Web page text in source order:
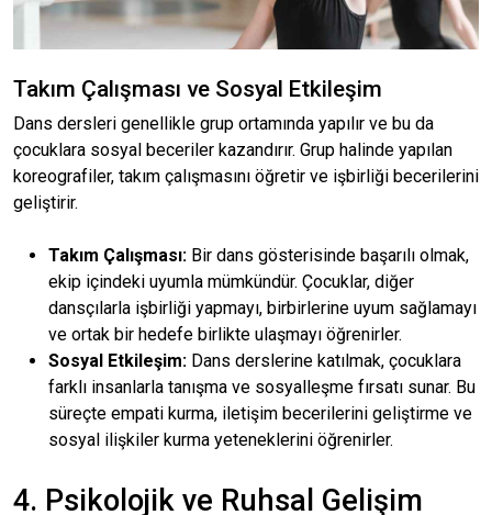
Takım Çalışması ve Sosyal Etkileşim
Dans dersleri genellikle grup ortamında yapılır ve bu da
çocuklara sosyal beceriler kazandırır. Grup halinde yapılan
koreografiler, takım çalışmasını öğretir ve işbirliği becerilerini
geliştirir.
Takım Çalışması: Bir dans gösterisinde başarılı olmak,
ekip içindeki uyumla mümkündür. Çocuklar, diğer
dansçılarla işbirliği yapmayı, birbirlerine uyum sağlamayı
ve ortak bir hedefe birlikte ulaşmayı öğrenirler.
Sosyal Etkileşim: Dans derslerine katılmak, çocuklara
farklı insanlarla tanışma ve sosyalleşme fırsatı sunar. Bu
süreçte empati kurma, iletişim becerilerini geliştirme ve
sosyal ilişkiler kurma yeteneklerini öğrenirler.
4. Psikolojik ve Ruhsal Gelişim